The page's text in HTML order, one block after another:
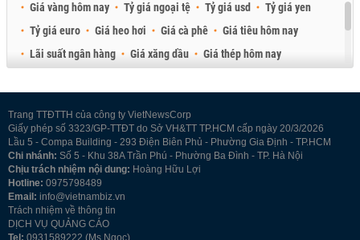
Giá vàng hôm nay Tỷ giá ngoại tệ Tỷ giá usd
Tỷ giá yen
Tỷ giá euro
Giá heo hơi Giá cà phê
Giá tiêu hôm nay
Lãi suất ngân hàng
Giá xăng dầu
Giá thép hôm nay
Trang TTĐTTH của công ty VietNewsCorp
Giấy phép số 3323/GP-TTĐT do Sở VH&TT TP.HCM cấp ngày 20/3/2026
Lầu 5 - Compa Building - 293 Điện Biên Phủ - Phường Gia Định - TP.HCM
Chi nhánh: Số 5 - Khu 38A Trần Phú - Phường Ba Đình - TP. Hà Nội
Chịu trách nhiệm nội dung: Hoàng Hữu Lợi
Hotline: 0975798489
Email: info@vietnambiz.vn
Trách nhiệm về thông tin
DỊCH VỤ QUẢNG CÁO
Tel: 0931589222 (Ms Ngọc)